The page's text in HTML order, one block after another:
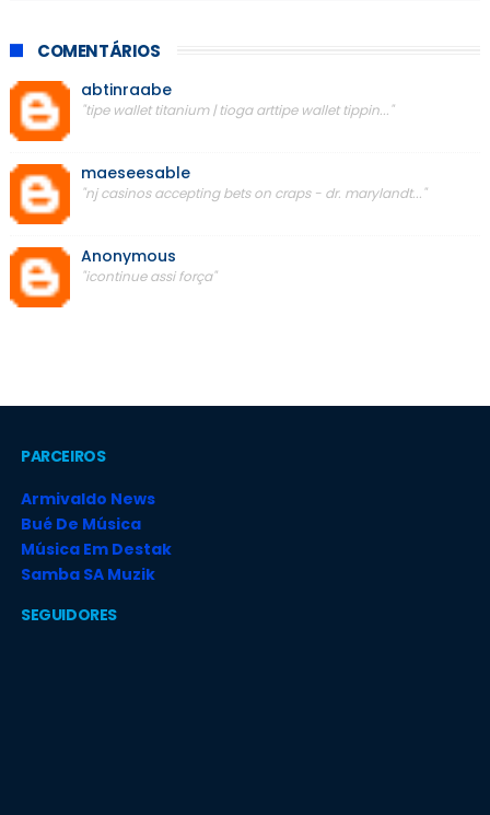
COMENTÁRIOS
abtinraabe
"tipe wallet titanium | tioga arttipe wallet tippin..."
maeseesable
"nj casinos accepting bets on craps - dr. marylandt..."
Anonymous
"icontinue assi força"
PARCEIROS
Armivaldo News
Bué De Música
Música Em Destak
Samba SA Muzik
SEGUIDORES